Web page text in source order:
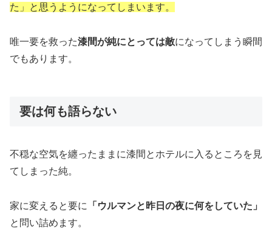
た」と思うようになってしまいます。
唯一要を救った漆間が純にとっては敵になってしまう瞬間
でもあります。
要は何も語らない
不穏な空気を纏ったままに漆間とホテルに入るところを見
てしまった純。
家に変えると要に
「ウルマンと昨日の夜に何をしていた」
と問い詰めます。